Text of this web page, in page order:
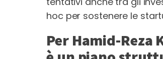
hoc per sostenere le
Per Hamid-Reza